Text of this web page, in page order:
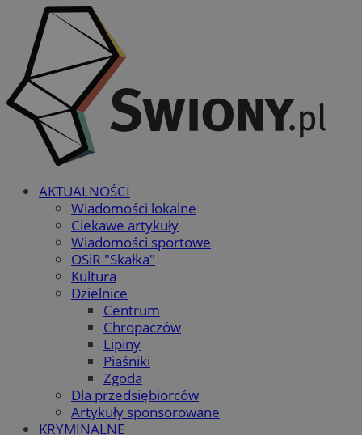
AKTUALNOŚCI
Wiadomości lokalne
Ciekawe artykuły
Wiadomości sportowe
OSiR "Skałka"
Kultura
Dzielnice
Centrum
Chropaczów
Lipiny
Piaśniki
Zgoda
Dla przedsiębiorców
Artykuły sponsorowane
KRYMINALNE